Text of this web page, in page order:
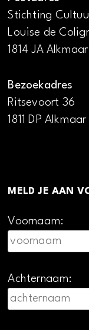
Stichting
Louise de
1814 JA Alkmaar
Bezoekadres
Ritsevoort 36
1811 DP Alkmaar
MELD JE AAN
Voornaam:
Achternaam: